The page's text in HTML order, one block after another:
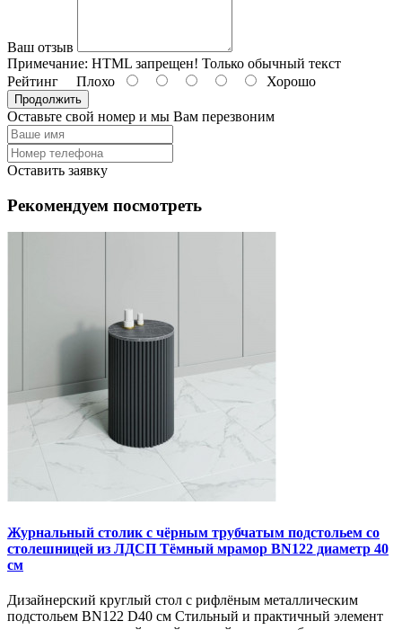
Ваш отзыв
Примечание: HTML запрещен! Только обычный текст
Рейтинг Плохо Хорошо
Продолжить
Оставьте свой номер и мы Вам перезвоним
Оставить заявку
Рекомендуем посмотреть
Журнальный столик с чёрным трубчатым подстольем со
столешницей из ЛДСП Тёмный мрамор BN122 диаметр 40
см
Дизайнерский круглый стол с рифлёным металлическим
подстольем BN122 D40 см Стильный и практичный элемент